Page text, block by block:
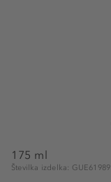
175 ml
Številka izdelka: GUE61989